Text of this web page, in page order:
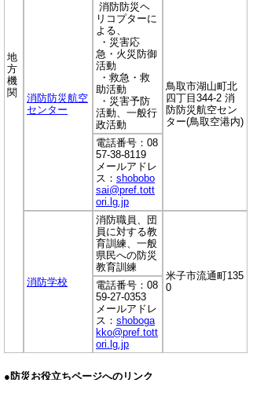
地
方
機
関
消防防災航空
センター
消防防災ヘ
リコプターに
よる、
・災害応
急・火災防御
活動
・救急・救
助活動
・災害予防
活動、一般行
政活動
鳥取市湖山町北
四丁目344-2 消
防防災航空セン
ター(鳥取空港内)
電話番号：08
57-38-8119
メールアドレ
ス： shobobo
sai@pref.tott
ori.lg.jp
消防学校
消防職員、団
員に対する教
育訓練、一般
県民への防災
教育訓練
米子市流通町135
0
電話番号：08
59-27-0353
メールアドレ
ス： shoboga
kko@pref.tott
ori.lg.jp
●防災お役立ちページへのリンク